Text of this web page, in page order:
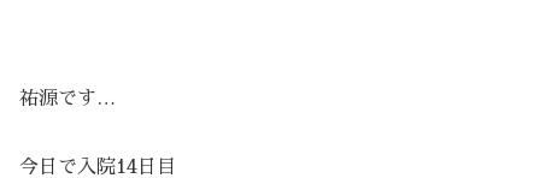
祐源です…
今日で入院14日目